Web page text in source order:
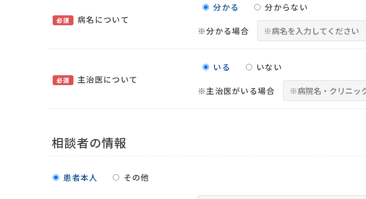
必須 病名について
分かる
分からない
※分かる場合
必須 主治医について
いる
いない
※主治医がいる場合
相談者の情報
患者本人 その他